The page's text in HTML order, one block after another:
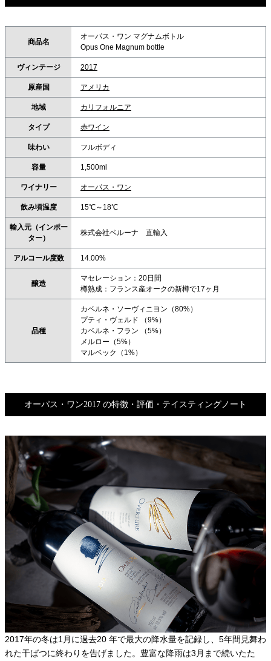
商品名
オーパス・ワン マグナムボトル
Opus One Magnum bottle
ヴィンテージ 2017
原産国 アメリカ
地域 カリフォルニア
タイプ 赤ワイン
味わい フルボディ
容量 1,500ml
ワイナリー オーパス・ワン
飲み頃温度 15℃～18℃
輸入元（インポー
ター）
株式会社ベルーナ 直輸入
アルコール度数 14.00%
醸造
マセレーション：20日間
樽熟成：フランス産オークの新樽で17ヶ月
品種
カベルネ・ソーヴィニヨン（80%）
プティ・ヴェルド （9%）
カベルネ・フラン （5%）
メルロー（5%）
マルベック（1%）
オーパス・ワン2017 の特徴・評価・テイスティングノート
2017年の冬は1月に過去20 年で最大の降水量を記録し、5年間見舞わ
れた干ばつに終わりを告げました。豊富な降雨は3月まで続いたた